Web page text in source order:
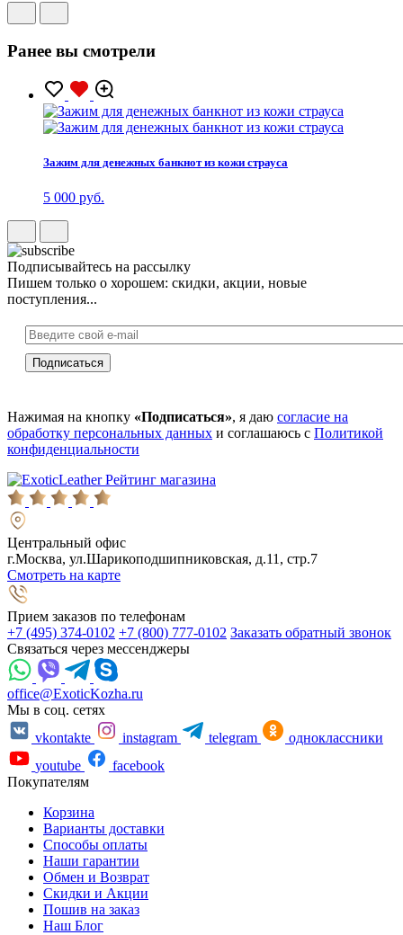
Ранее вы смотрели
Зажим для денежных банкнот из кожи страуса
5 000 руб.
Подписывайтесь на рассылку
Пишем только о хорошем: скидки, акции, новые
поступления...
Нажимая на кнопку «Подписаться», я даю согласие на
обработку персональных данных и соглашаюсь с Политикой
конфиденциальности
Рейтинг магазина
Центральный офис
г.Москва, ул.Шарикоподшипниковская, д.11, стр.7
Смотреть на карте
Прием заказов по телефонам
+7 (495) 374-0102 +7 (800) 777-0102 Заказать обратный звонок
Связаться через мессенджеры
office@ExoticKozha.ru
Мы в соц. сетях
vkontakte
instagram telegram
одноклассники
youtube
facebook
Покупателям
Корзина
Варианты доставки
Способы оплаты
Наши гарантии
Обмен и Возврат
Скидки и Акции
Пошив на заказ
Наш Блог